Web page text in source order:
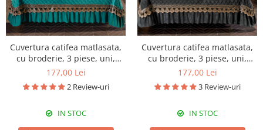
Cuvertura catifea matlasata,
cu broderie, 3 piese, uni,
220X240 cm CC70
177,00 Lei
2 Review-uri
IN STOC
Cuvertura catifea matlasata,
cu broderie, 3 piese, uni,
220X240 cm CC73
177,00 Lei
3 Review-uri
IN STOC